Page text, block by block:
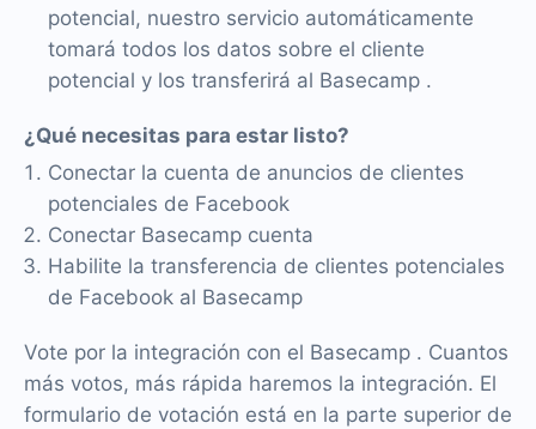
potencial, nuestro servicio automáticamente
tomará todos los datos sobre el cliente
potencial y los transferirá al Basecamp .
¿Qué necesitas para estar listo?
Conectar la cuenta de anuncios de clientes
potenciales de Facebook
Conectar Basecamp cuenta
Habilite la transferencia de clientes potenciales
de Facebook al Basecamp
Vote por la integración con el Basecamp . Cuantos
más votos, más rápida haremos la integración. El
formulario de votación está en la parte superior de